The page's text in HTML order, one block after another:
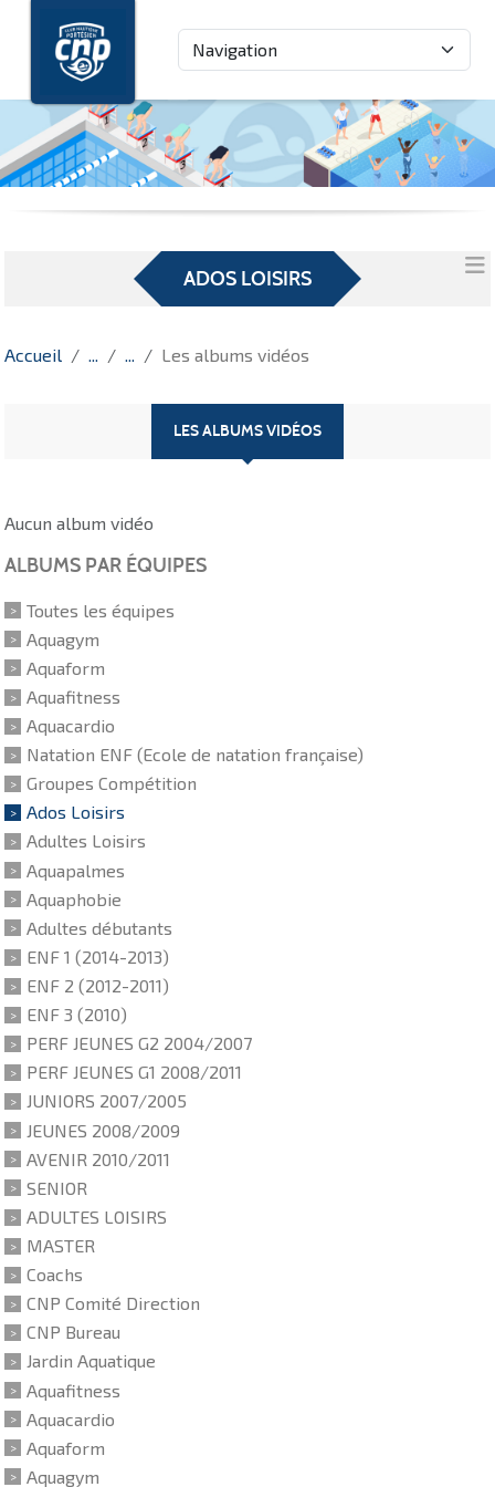
ADOS LOISIRS
Accueil Les albums vidéos
LES ALBUMS VIDÉOS
Aucun album vidéo
ALBUMS PAR ÉQUIPES
Toutes les équipes
Aquagym
Aquaform
Aquafitness
Aquacardio
Natation ENF (Ecole de natation française)
Groupes Compétition
Ados Loisirs
Adultes Loisirs
Aquapalmes
Aquaphobie
Adultes débutants
ENF 1 (2014-2013)
ENF 2 (2012-2011)
ENF 3 (2010)
PERF JEUNES G2 2004/2007
PERF JEUNES G1 2008/2011
JUNIORS 2007/2005
JEUNES 2008/2009
AVENIR 2010/2011
SENIOR
ADULTES LOISIRS
MASTER
Coachs
CNP Comité Direction
CNP Bureau
Jardin Aquatique
Aquafitness
Aquacardio
Aquaform
Aquagym